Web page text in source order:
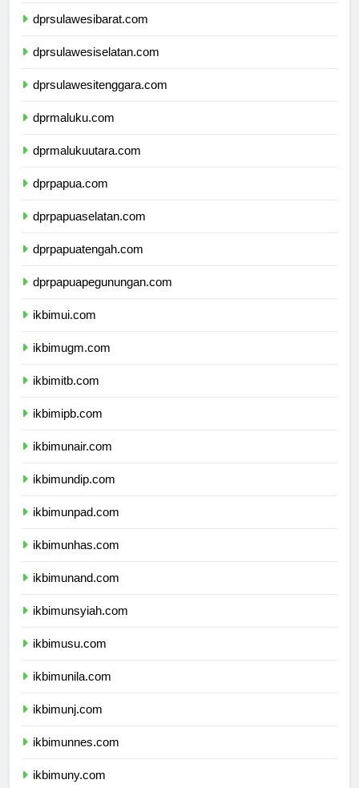
dprsulawesibarat.com
dprsulawesiselatan.com
dprsulawesitenggara.com
dprmaluku.com
dprmalukuutara.com
dprpapua.com
dprpapuaselatan.com
dprpapuatengah.com
dprpapuapegunungan.com
ikbimui.com
ikbimugm.com
ikbimitb.com
ikbimipb.com
ikbimunair.com
ikbimundip.com
ikbimunpad.com
ikbimunhas.com
ikbimunand.com
ikbimunsyiah.com
ikbimusu.com
ikbimunila.com
ikbimunj.com
ikbimunnes.com
ikbimuny.com